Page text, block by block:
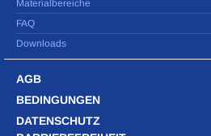
Materialbereiche
FAQ
Downloads
AGB
BEDINGUNGEN
DATENSCHUTZ